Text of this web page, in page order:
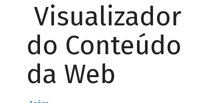
Visualizador
do Conteúdo
da Web